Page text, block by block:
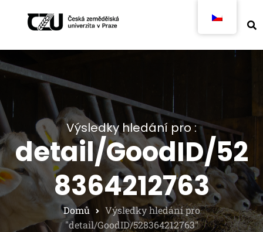
Výsledky hledání pro :
detail/GoodID/52
8364212763
Domů
Výsledky hledání pro
"detail/GoodID/528364212763"